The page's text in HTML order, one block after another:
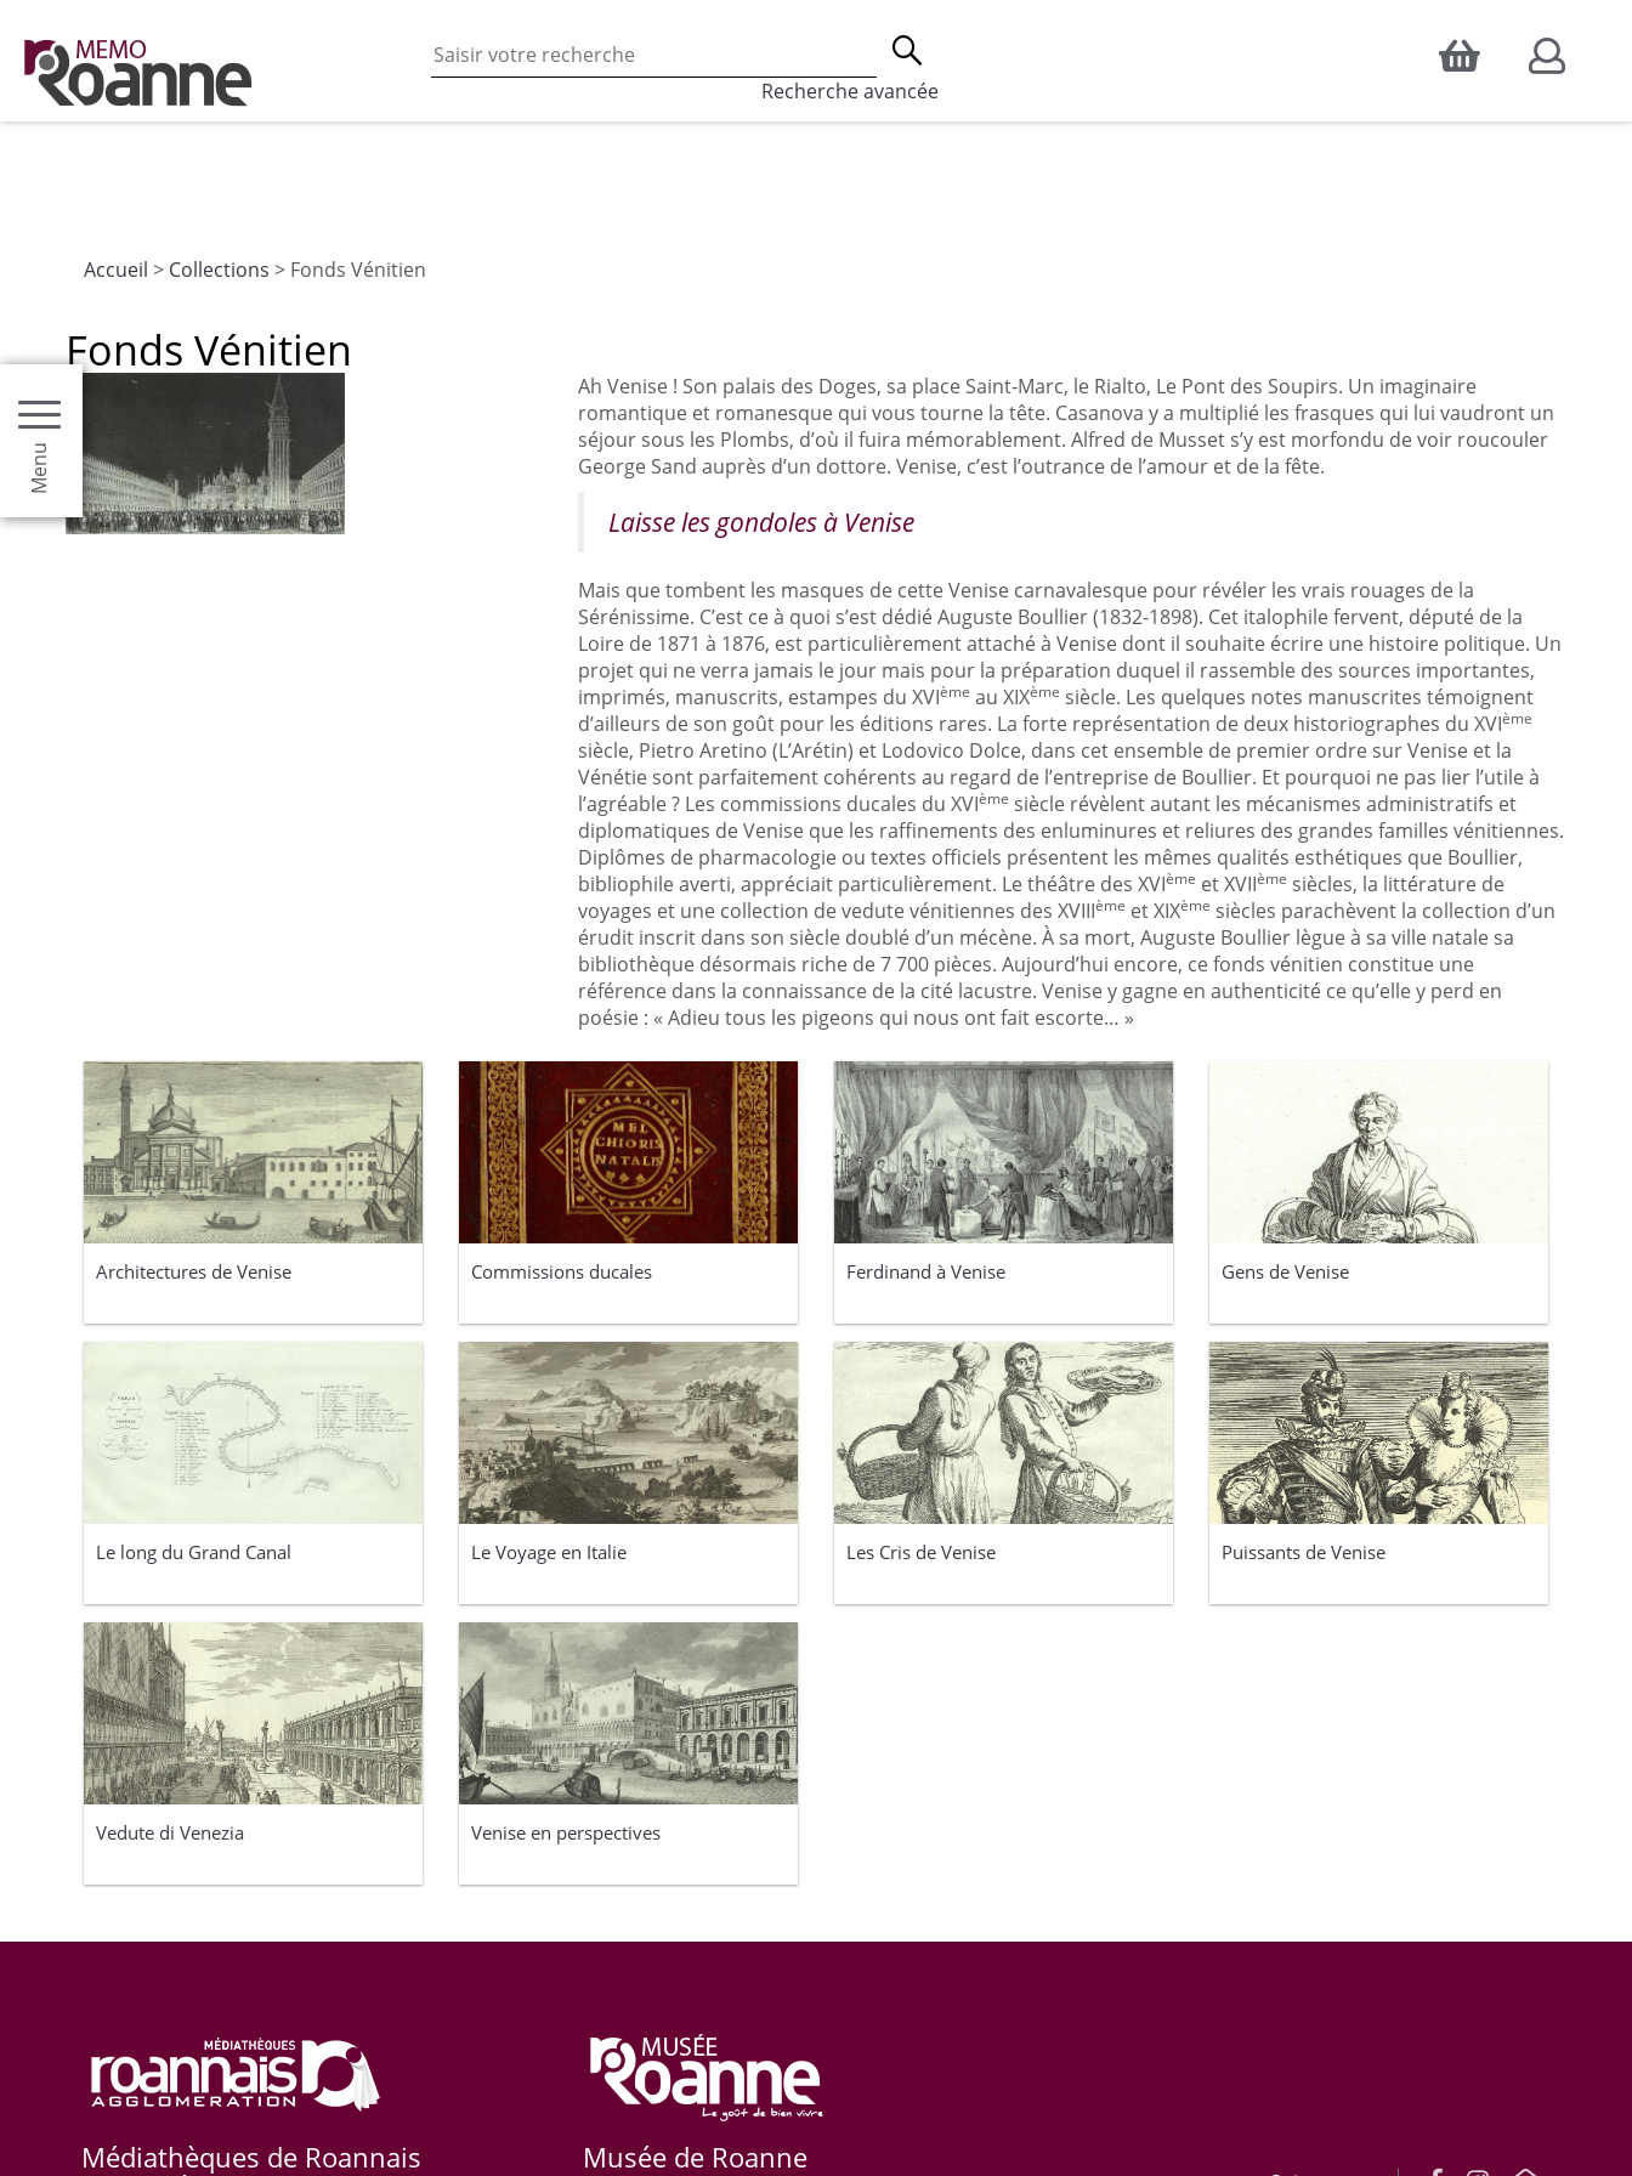
Accepter
En poursuivant votre navigation sur ce site vous acceptez l’utilisation des cookies, qui sont utilisés à des fins de statistiques d'audience, ainsi que pour
les fonctionnalités de partages de contenu sur les réseaux sociaux.
Recherche avancée
Menu
Accueil > Collections > Fonds Vénitien
Fonds Vénitien
Ah Venise ! Son palais des Doges, sa place Saint-Marc, le Rialto, Le Pont des Soupirs. Un imaginaire
romantique et romanesque qui vous tourne la tête. Casanova y a multiplié les frasques qui lui vaudront un
séjour sous les Plombs, d’où il fuira mémorablement. Alfred de Musset s’y est morfondu de voir roucouler
George Sand auprès d’un dottore. Venise, c’est l’outrance de l’amour et de la fête.
Laisse les gondoles à Venise
Mais que tombent les masques de cette Venise carnavalesque pour révéler les vrais rouages de la
Sérénissime. C’est ce à quoi s’est dédié Auguste Boullier (1832-1898). Cet italophile fervent, député de la
Loire de 1871 à 1876, est particulièrement attaché à Venise dont il souhaite écrire une histoire politique. Un
projet qui ne verra jamais le jour mais pour la préparation duquel il rassemble des sources importantes,
imprimés, manuscrits, estampes du XVIème au XIXème siècle. Les quelques notes manuscrites témoignent
d’ailleurs de son goût pour les éditions rares. La forte représentation de deux historiographes du XVIème
siècle, Pietro Aretino (L’Arétin) et Lodovico Dolce, dans cet ensemble de premier ordre sur Venise et la
Vénétie sont parfaitement cohérents au regard de l’entreprise de Boullier. Et pourquoi ne pas lier l’utile à
l’agréable ? Les commissions ducales du XVIème siècle révèlent autant les mécanismes administratifs et
diplomatiques de Venise que les raffinements des enluminures et reliures des grandes familles vénitiennes.
Diplômes de pharmacologie ou textes officiels présentent les mêmes qualités esthétiques que Boullier,
bibliophile averti, appréciait particulièrement. Le théâtre des XVIème et XVIIème siècles, la littérature de
voyages et une collection de vedute vénitiennes des XVIIIème et XIXème siècles parachèvent la collection d’un
érudit inscrit dans son siècle doublé d’un mécène. À sa mort, Auguste Boullier lègue à sa ville natale sa
bibliothèque désormais riche de 7 700 pièces. Aujourd’hui encore, ce fonds vénitien constitue une
référence dans la connaissance de la cité lacustre. Venise y gagne en authenticité ce qu’elle y perd en
poésie : « Adieu tous les pigeons qui nous ont fait escorte… »
Architectures de Venise Commissions ducales Ferdinand à Venise Gens de Venise
Le long du Grand Canal Le Voyage en Italie Les Cris de Venise Puissants de Venise
Vedute di Venezia Venise en perspectives
Médiathèques de Roannais
Musée de Roanne